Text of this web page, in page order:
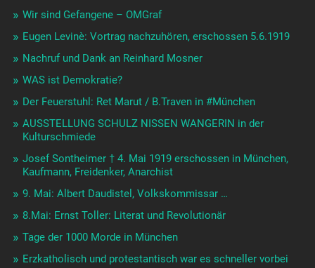
Wir sind Gefangene – OMGraf
Eugen Levinè: Vortrag nachzuhören, erschossen 5.6.1919
Nachruf und Dank an Reinhard Mosner
WAS ist Demokratie?
Der Feuerstuhl: Ret Marut / B.Traven in #München
AUSSTELLUNG SCHULZ NISSEN WANGERIN in der
Kulturschmiede
Josef Sontheimer † 4. Mai 1919 erschossen in München,
Kaufmann, Freidenker, Anarchist
9. Mai: Albert Daudistel, Volkskommissar …
8.Mai: Ernst Toller: Literat und Revolutionär
Tage der 1000 Morde in München
Erzkatholisch und protestantisch war es schneller vorbei